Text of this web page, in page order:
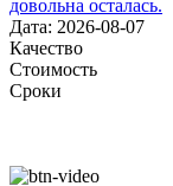
довольна осталась.
Дата: 2026-08-07
Качество
Стоимость
Сроки